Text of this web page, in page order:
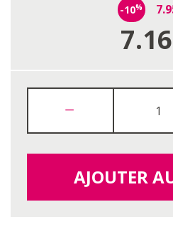
-10%
7.16
AJOUTER